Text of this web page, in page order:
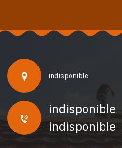
indisponible
indisponible
indisponible